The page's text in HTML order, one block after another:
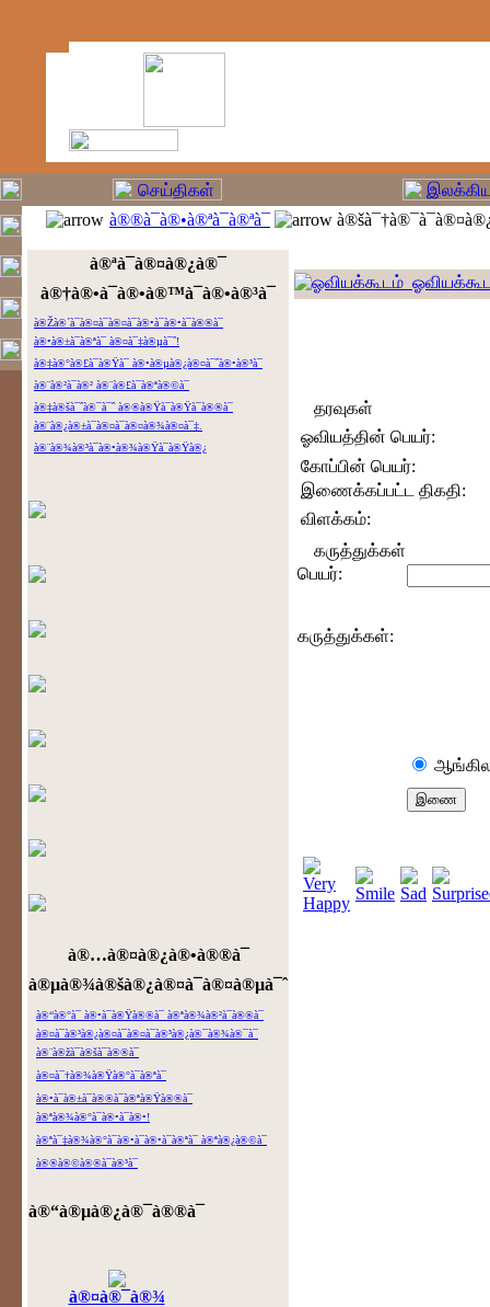
à®®à¯à®•à®ªà¯à®ªà¯
à®ªà¯à®¤à®¿à®¯
à®†à®•à¯à®•à®™à¯à®•à®³à¯
à®Žà®´à¯à®¤à¯à®¤à¯à®•à¯à®•à¯à®®à¯
à®•à®±à¯à®ªà¯ à®¤à¯‡à®µà¯ˆ!
à®‡à®°à®£à¯à®Ÿà¯ à®•à®µà®¿à®¤à¯ˆà®•à®³à¯
à®¨à®²à¯à®² à®¨à®£à¯à®ªà®©à¯
à®‡à®šà¯ˆà®¯à¯ˆ à®®à®Ÿà¯à®Ÿà¯à®®à¯
à®¨à®¿à®±à¯à®¤à¯à®¤à®¾à®¤à¯‡.
à®¨à®¾à®³à¯à®•à®¾à®Ÿà¯à®Ÿà®¿
à®…à®¤à®¿à®•à®®à¯
à®µà®¾à®šà®¿à®¤à¯à®¤à®µà¯ˆ
à®“à®°à¯ à®•à¯à®Ÿà®®à¯ à®ªà®¾à®²à¯à®®à¯
à®¤à¯à®³à®¿à®¤à¯à®¤à¯à®³à®¿à®¯à®¾à®¯à¯
à®¨à®žà¯à®šà¯à®®à¯
à®¤à¯†à®¾à®Ÿà®°à¯à®ªà¯
à®•à¯à®±à¯à®®à¯à®ªà®Ÿà®®à¯
à®ªà®¾à®°à¯à®•à¯à®•!
à®ªà¯‡à®¾à®°à¯à®•à¯à®•à¯à®ªà¯ à®ªà®¿à®©à¯
à®®à®©à®®à¯à®³à¯
à®“à®µà®¿à®¯à®®à¯
à®¤à®¯à®¾
தரவுகள்
ஓவியத்தின் பெயர்:
கோப்பின் பெயர்:
இணைக்கப்பட்ட திகதி:
விளக்கம்:
கருத்துக்கள்
பெயர்:
கருத்துக்கள்: